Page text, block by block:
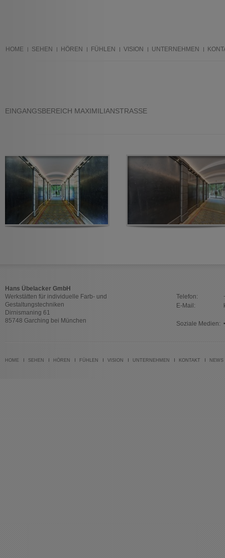
HOME SEHEN HÖREN FÜHLEN VISION UNTERNEHMEN
EINGANGSBEREICH MAXIMILIANSTRASSE
Hans Übelacker GmbH
Werkstätten für individuelle Farb- und
Gestaltungstechniken
Dirnismaning 61
85748 Garching bei München
Telefon:
E-Mail:
Soziale Medien:
HOME SEHEN HÖREN FÜHLEN VISION UNTERNEHMEN KONTAKT NEWS